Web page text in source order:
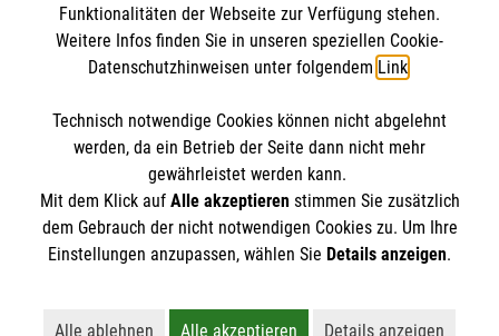
Malteserorden
Sharepoint
Spendenkonto
Pax-Bank für Kirche und Caritas eG
IBAN: DE70 3706 0193 4001 1551 60
BIC / S.W.I.F.T: GENODED1PAX
So finden Sie uns
Burkhardstraße 31
67549 Worms
E-Mail:stephanie.roeser@malteser-worms.de
Der Malteser Hilfsdienst e.V. ist als eingetragene
Gewerbesteuer befreit.
Funktionalitäten der Webseite zur Verfügung stehen.
Weitere Infos finden Sie in unseren speziellen Cookie-
Datenschutzhinweisen unter folgendem Link.
Technisch notwendige Cookies können nicht abgelehnt
werden, da ein Betrieb der Seite dann nicht mehr
gewährleistet werden kann.
Mit dem Klick auf Alle akzeptierenstimmen Sie zusätzlich
dem Gebrauch der nicht notwendigen Cookies zu. Um Ihre
Einstellungen anzupassen, wählen Sie Details anzeigen.
Alle ablehnen Alle akzeptieren Details anzeigen